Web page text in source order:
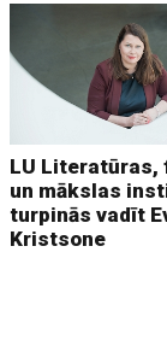
LU Literatūras,
un mākslas
turpinās vadīt
Kristsone